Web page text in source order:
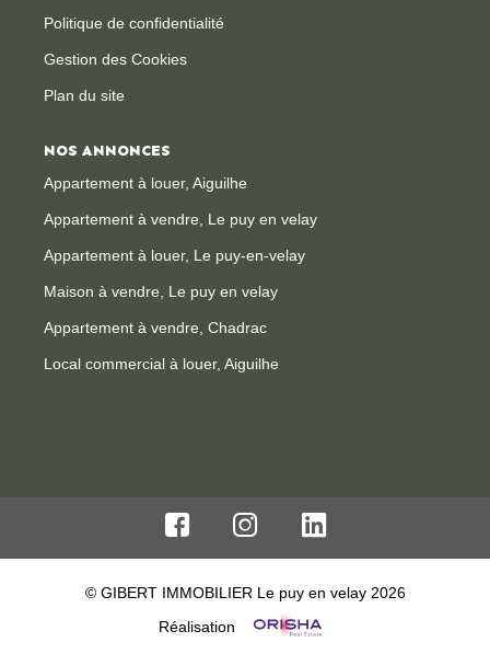
Politique de confidentialité
Gestion des Cookies
Plan du site
NOS ANNONCES
Appartement à louer, Aiguilhe
Appartement à vendre, Le puy en velay
Appartement à louer, Le puy-en-velay
Maison à vendre, Le puy en velay
Appartement à vendre, Chadrac
Local commercial à louer, Aiguilhe
© GIBERT IMMOBILIER Le puy en velay 2026
Réalisation